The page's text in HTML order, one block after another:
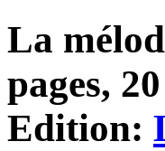
La
pages,
Edition: